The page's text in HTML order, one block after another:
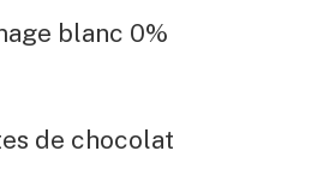
blanc 0%
de chocolat